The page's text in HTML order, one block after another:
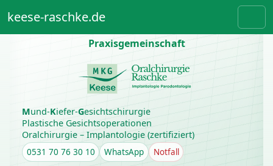
keese-raschke.de
Praxisgemeinschaft
Mund-Kiefer-Gesichtschirurgie
Plastische Gesichtsoperationen
Oralchirurgie – Implantologie (zertifiziert)
0531 70 76 30 10 WhatsApp Notfall